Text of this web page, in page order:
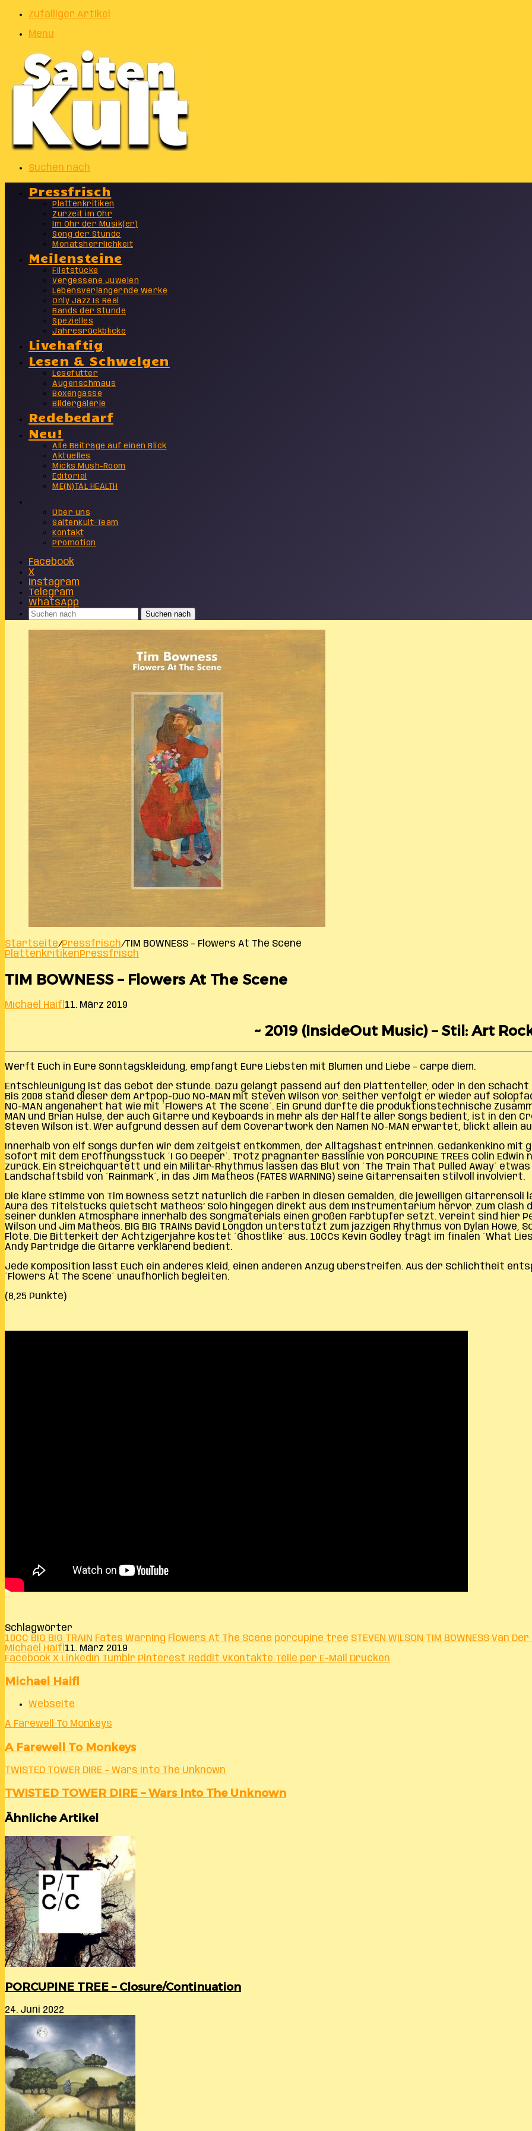
Zufälliger Artikel
Menu
Suchen nach
Pressfrisch
Plattenkritiken
Zurzeit im Ohr
Im Ohr der Musik(er)
Song der Stunde
Monatsherrlichkeit
Meilensteine
Filetstücke
Vergessene Juwelen
Lebensverlängernde Werke
Only Jazz Is Real
Bands der Stunde
Spezielles
Jahresrückblicke
Livehaftig
Lesen & Schwelgen
Lesefutter
Augenschmaus
Boxengasse
Bildergalerie
Redebedarf
Neu!
Alle Beiträge auf einen Blick
Aktuelles
Micks Mush-Room
Editorial
ME(N)TAL HEALTH
Über uns
SaitenKult-Team
Kontakt
Promotion
Facebook
X
Instagram
Telegram
WhatsApp
Suchen nach
Startseite/Pressfrisch/TIM BOWNESS – Flowers At The Scene
PlattenkritikenPressfrisch
TIM BOWNESS – Flowers At The Scene
Michael Haifl 11. März 2019
~ 2019 (InsideOut Music) – Stil: Art
Werft Euch in Eure Sonntagskleidung, empfangt Eure Liebsten mit Blumen und Liebe – carpe diem.
Entschleunigung ist das Gebot der Stunde. Dazu gelangt passend auf den Plattenteller, oder in den
Bis 2008 stand dieser dem Artpop-Duo NO-MAN mit Steven Wilson vor. Seither verfolgt er wieder auf
NO-MAN angenähert hat wie mit ´Flowers At The Scene´. Ein Grund dürfte die produktionstechnische
MAN und Brian Hulse, der auch Gitarre und Keyboards in mehr als der Hälfte aller Songs bedient, ist in den
Steven Wilson ist. Wer aufgrund dessen auf dem Coverartwork den Namen NO-MAN erwartet, blickt allein auf
Innerhalb von elf Songs dürfen wir dem Zeitgeist entkommen, der Alltagshast entrinnen. Gedankenkino mit
sofort mit dem Eröffnungsstück ´I Go Deeper´. Trotz prägnanter Basslinie von PORCUPINE TREEs Colin
zurück. Ein Streichquartett und ein Militär-Rhythmus lassen das Blut von ´The Train That Pulled Away´
Landschaftsbild von ´Rainmark´, in das Jim Matheos (FATES WARNING) seine Gitarrensaiten stilvoll involviert.
Die klare Stimme von Tim Bowness setzt natürlich die Farben in diesen Gemälden, die jeweiligen Gitarrensoli
Aura des Titelstücks quietscht Matheos’ Solo hingegen direkt aus dem Instrumentarium hervor. Zum Clash
seiner dunklen Atmosphäre innerhalb des Songmaterials einen großen Farbtupfer setzt. Vereint sind hier Peter
Wilson und Jim Matheos. BIG BIG TRAINs David Longdon unterstützt zum jazzigen Rhythmus von Dylan Howe,
Flöte. Die Bitterkeit der Achtzigerjahre kostet ´Ghostlike´ aus. 10CCs Kevin Godley trägt im finalen ´What
Andy Partridge die Gitarre verklärend bedient.
Jede Komposition lässt Euch ein anderes Kleid, einen anderen Anzug überstreifen. Aus der Schlichtheit
´Flowers At The Scene´ unaufhörlich begleiten.
(8,25 Punkte)
Schlagwörter
10CC BIG BIG TRAIN Fates Warning Flowers At The Scene porcupine tree STEVEN WILSON TIM BOWNESS Van
Michael Haifl 11. März 2019
Facebook X LinkedIn Tumblr Pinterest Reddit VKontakte Teile per E-Mail Drucken
Michael Haifl
Webseite
A Farewell To Monkeys
A Farewell To Monkeys
TWISTED TOWER DIRE – Wars Into The Unknown
TWISTED TOWER DIRE – Wars Into The Unknown
Ähnliche Artikel
PORCUPINE TREE – Closure/Continuation
24. Juni 2022